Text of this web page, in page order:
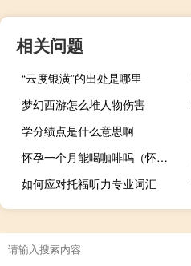
相关问题
“云度银潢”的出处是哪里
梦幻西游怎么堆人物伤害
学分绩点是什么意思啊
怀孕一个月能喝咖啡吗（怀孕一个月不能吃什么）
如何应对托福听力专业词汇